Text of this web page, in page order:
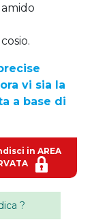
vi sia la
a base di
in AREA
?